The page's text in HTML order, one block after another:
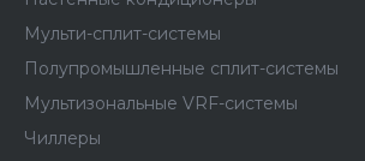
Мульти-сплит-системы
Полупромышленные сплит-системы
Мультизональные VRF-системы
Чиллеры